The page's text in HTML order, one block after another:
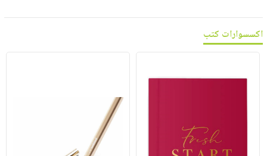
اكسسوارات كتب